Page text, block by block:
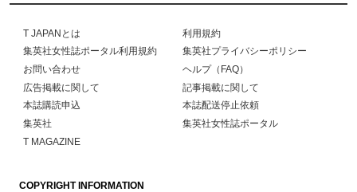
T JAPANとは
利用規約
集英社女性誌ポータル利用規約
集英社プライバシーポリシー
お問い合わせ
ヘルプ（FAQ）
広告掲載に関して
記事掲載に関して
本誌購読申込
本誌配送停止依頼
集英社
集英社女性誌ポータル
T MAGAZINE
COPYRIGHT INFORMATION